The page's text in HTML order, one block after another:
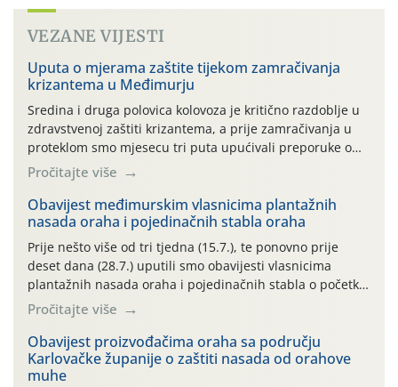
VEZANE VIJESTI
Uputa o mjerama zaštite tijekom zamračivanja
krizantema u Međimurju
Sredina i druga polovica kolovoza je kritično razdoblje u
zdravstvenoj zaštiti krizantema, a prije zamračivanja u
proteklom smo mjesecu tri puta upućivali preporuke o
preventivnim mjerama zaštite krizantema od najčešćih
uzročnika bolesti, štetnika i fito-fagnih grinja (23.7., 14.7.,
06.7.)! Na početku ovog mjeseca je zabilježeno je
povijesno i ekstremno vruće meteorološko razdoblje, uz
najviše temperature […]
Pročitajte više
Obavijest međimurskim vlasnicima plantažnih
nasada oraha i pojedinačnih stabla oraha
Prije nešto više od tri tjedna (15.7.), te ponovno prije
deset dana (28.7.) uputili smo obavijesti vlasnicima
plantažnih nasada oraha i pojedinačnih stabla o početku
leta i ovogodišnjoj potrebi usmjerenog suzbijanja
orahove muhe (Rhagoletis completa)! Već dvanaest dana
traje drugi ovogodišnji “toplinski udar”, koji naročito
izražen zadnja šest dana (31.7.-05.8.), jer najviše
temperature zraka svakodnevno […]
Pročitajte više
Obavijest proizvođačima oraha sa području
Karlovačke županije o zaštiti nasada od orahove
muhe